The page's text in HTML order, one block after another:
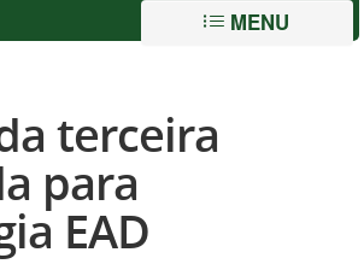
MENU
terceira
para
EAD